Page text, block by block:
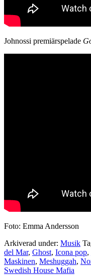
Johnossi premiärspelade
Foto: Emma Andersson
Arkiverad under: Musik
del Mar, Ghost, Icona pop,
Maskinen, Meshuggah,
Swedish House Mafia